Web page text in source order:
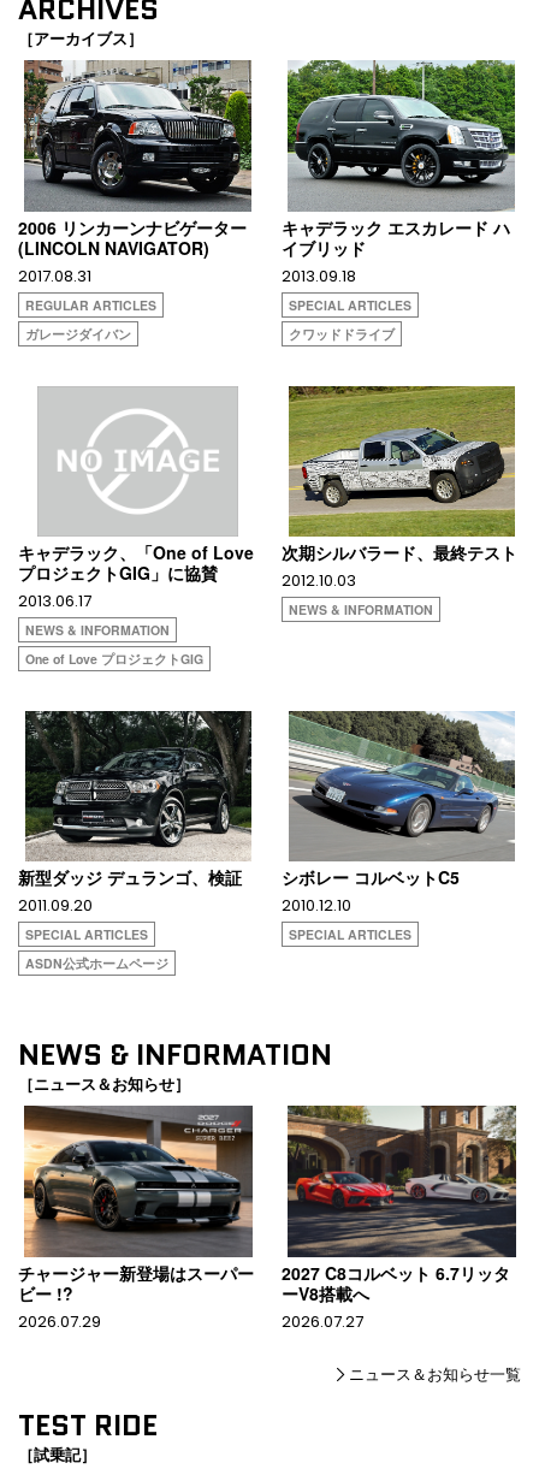
ARCHIVES
［アーカイブス］
2006 リンカーンナビゲーター
(LINCOLN NAVIGATOR)
2017.08.31
REGULAR ARTICLES
ガレージダイバン
キャデラック エスカレード ハ
イブリッド
2013.09.18
SPECIAL ARTICLES
クワッドドライブ
キャデラック、「One of Love
プロジェクトGIG」に協賛
2013.06.17
NEWS & INFORMATION
One of Love プロジェクトGIG
次期シルバラード、最終テスト
2012.10.03
NEWS & INFORMATION
新型ダッジ デュランゴ、検証
2011.09.20
SPECIAL ARTICLES
ASDN公式ホームページ
シボレー コルベットC5
2010.12.10
SPECIAL ARTICLES
NEWS & INFORMATION
［ニュース＆お知らせ］
チャージャー新登場はスーパー
ビー !?
2026.07.29
2027 C8コルベット 6.7リッタ
ーV8搭載へ
2026.07.27
ニュース＆お知らせ一覧
TEST RIDE
［試乗記］